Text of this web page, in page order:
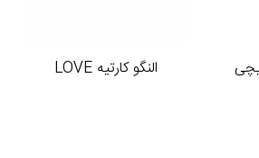
النگو کارتیه LOVE